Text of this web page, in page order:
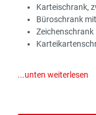
Karteischrank,
Büroschrank
Zeichenschrank
...unten weiterlesen